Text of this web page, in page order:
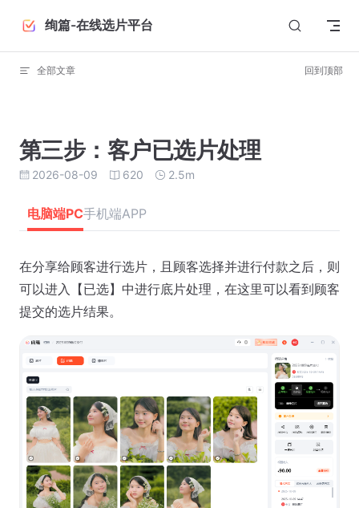
Skip to content
绚篇-在线选片平台
全部文章 回到顶部
第三步：客户已选片处理
2026-08-09 620 2.5m
电脑端PC手机端APP
在分享给顾客进行选片，且顾客选择并进行付款之后，则
可以进入【已选】中进行底片处理，在这里可以看到顾客
提交的选片结果。